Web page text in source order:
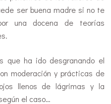
ser buena madre si no te
una docena de teorías
que ha ido desgranando el
moderación y prácticas de
llenos de lágrimas y la
el caso…